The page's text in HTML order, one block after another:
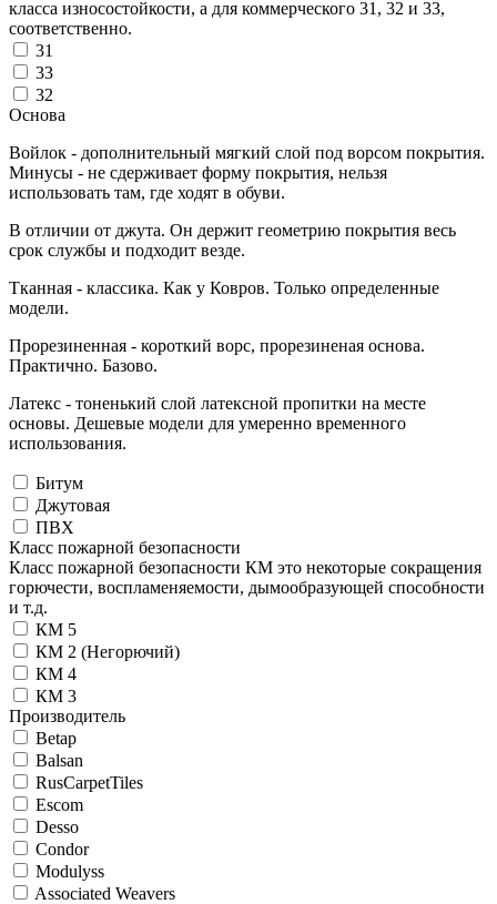
класса износостойкости, а для коммерческого 31, 32 и 33,
соответственно.
31
33
32
Основа
Войлок - дополнительный мягкий слой под ворсом покрытия.
Минусы - не сдерживает форму покрытия, нельзя
использовать там, где ходят в обуви.
В отличии от джута. Он держит геометрию покрытия весь
срок службы и подходит везде.
Тканная - классика. Как у Ковров. Только определенные
модели.
Прорезиненная - короткий ворс, прорезиненая основа.
Практично. Базово.
Латекс - тоненький слой латексной пропитки на месте
основы. Дешевые модели для умеренно временного
использования.
Битум
Джутовая
ПВХ
Класс пожарной безопасности
Класс пожарной безопасности КМ это некоторые сокращения
горючести, воспламеняемости, дымообразующей способности
и т.д.
КМ 5
КМ 2 (Негорючий)
КМ 4
КМ 3
Производитель
Betap
Balsan
RusCarpetTiles
Escom
Desso
Condor
Modulyss
Associated Weavers